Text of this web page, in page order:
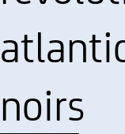
noirs